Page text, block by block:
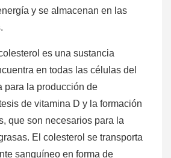
y se almacenan en las
es una sustancia
en todas las células del
para la producción de
de vitamina D y la formación
que son necesarios para la
El colesterol se transporta
sanguíneo en forma de